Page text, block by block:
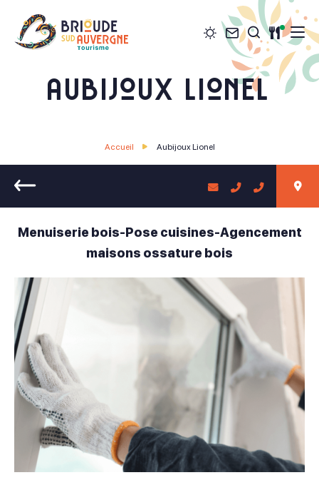
MétéoContact
Je
Aubijoux Lionel
Accueil Aubijoux Lionel
Retour
Menuiserie bois-Pose cuisines-Agencement
maisons ossature bois